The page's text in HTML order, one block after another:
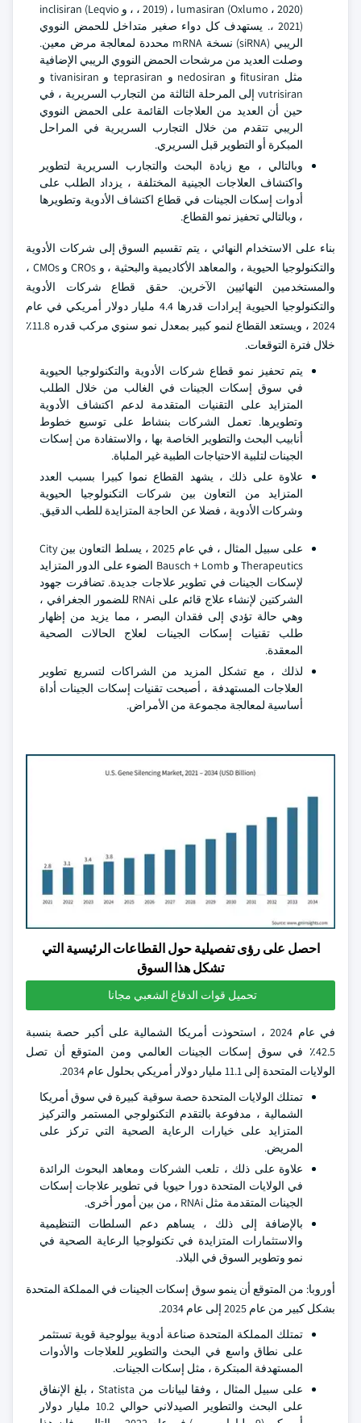
، 2019) ، lumasiran (Oxlumo ، 2020) ، و inclisiran (Leqvio
، 2021). يستهدف كل دواء صغير متداخل للحمض النووي
الريبي (siRNA) نسخة mRNA محددة لمعالجة مرض معين.
وصلت العديد من مرشحات الحمض النووي الريبي الإضافية
مثل fitusiran و nedosiran و teprasiran و tivanisiran و
vutrisiran إلى المرحلة الثالثة من التجارب السريرية ، في
حين أن العديد من العلاجات القائمة على الحمض النووي
الريبي تتقدم من خلال التجارب السريرية في المراحل
المبكرة أو التطوير قبل السريري.
وبالتالي ، مع زيادة البحث والتجارب السريرية لتطوير
واكتشاف العلاجات الجينية المختلفة ، يزداد الطلب على
أدوات إسكات الجينات في قطاع اكتشاف الأدوية وتطويرها
، وبالتالي تحفيز نمو القطاع.
بناء على الاستخدام النهائي ، يتم تقسيم السوق إلى شركات الأدوية
والتكنولوجيا الحيوية ، والمعاهد الأكاديمية والبحثية ، و CROs و CMOs ،
والمستخدمين النهائيين الآخرين. حقق قطاع شركات الأدوية
والتكنولوجيا الحيوية إيرادات قدرها 4.4 مليار دولار أمريكي في عام
2024 ، ويستعد القطاع لنمو كبير بمعدل نمو سنوي مركب قدره 11.8٪
خلال فترة التوقعات.
يتم تحفيز نمو قطاع شركات الأدوية والتكنولوجيا الحيوية
في سوق إسكات الجينات في الغالب من خلال الطلب
المتزايد على التقنيات المتقدمة لدعم اكتشاف الأدوية
وتطويرها. تعمل الشركات بنشاط على توسيع خطوط
أنابيب البحث والتطوير الخاصة بها ، والاستفادة من إسكات
الجينات لتلبية الاحتياجات الطبية غير الملباة.
علاوة على ذلك ، يشهد القطاع نموا كبيرا بسبب العدد
المتزايد من التعاون بين شركات التكنولوجيا الحيوية
وشركات الأدوية ، فضلا عن الحاجة المتزايدة للطب الدقيق.
على سبيل المثال ، في عام 2025 ، يسلط التعاون بين City
Therapeutics و Bausch + Lomb الضوء على الدور المتزايد
لإسكات الجينات في تطوير علاجات جديدة. تضافرت جهود
الشركتين لإنشاء علاج قائم على RNAi للضمور الجغرافي ،
وهي حالة تؤدي إلى فقدان البصر ، مما يزيد من إظهار
طلب تقنيات إسكات الجينات لعلاج الحالات الصحية
المعقدة.
لذلك ، مع تشكل المزيد من الشراكات لتسريع تطوير
العلاجات المستهدفة ، أصبحت تقنيات إسكات الجينات أداة
أساسية لمعالجة مجموعة من الأمراض.
احصل على رؤى تفصيلية حول القطاعات الرئيسية التي
تشكل هذا السوق
تحميل قوات الدفاع الشعبي مجانا
في عام 2024 ، استحوذت أمريكا الشمالية على أكبر حصة بنسبة
42.5٪ في سوق إسكات الجينات العالمي ومن المتوقع أن تصل
الولايات المتحدة إلى 11.1 مليار دولار أمريكي بحلول عام 2034.
تمتلك الولايات المتحدة حصة سوقية كبيرة في سوق أمريكا
الشمالية ، مدفوعة بالتقدم التكنولوجي المستمر والتركيز
المتزايد على خيارات الرعاية الصحية التي تركز على
المريض.
علاوة على ذلك ، تلعب الشركات ومعاهد البحوث الرائدة
في الولايات المتحدة دورا حيويا في تطوير علاجات إسكات
الجينات المتقدمة مثل RNAi ، من بين أمور أخرى.
بالإضافة إلى ذلك ، يساهم دعم السلطات التنظيمية
والاستثمارات المتزايدة في تكنولوجيا الرعاية الصحية في
نمو وتطوير السوق في البلاد.
أوروبا: من المتوقع أن ينمو سوق إسكات الجينات في المملكة المتحدة
بشكل كبير من عام 2025 إلى عام 2034.
تمتلك المملكة المتحدة صناعة أدوية بيولوجية قوية تستثمر
على نطاق واسع في البحث والتطوير للعلاجات والأدوات
المستهدفة المبتكرة ، مثل إسكات الجينات.
على سبيل المثال ، وفقا لبيانات من Statista ، بلغ الإنفاق
على البحث والتطوير الصيدلاني حوالي 10.2 مليار دولار